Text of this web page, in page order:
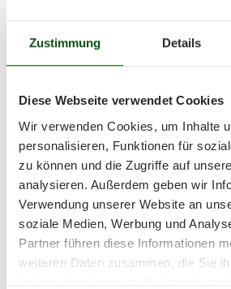
Zustimmung Details
Diese Webseite verwendet Cookies
Wir verwenden Cookies, um Inhalte
personalisieren, Funktionen für
zu können und die Zugriffe auf
analysieren. Außerdem geben wir
Verwendung unserer Website an
soziale Medien, Werbung und
Partner führen diese Informationen
weiteren Daten zusammen, die Sie